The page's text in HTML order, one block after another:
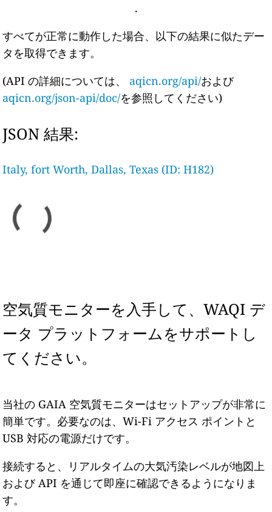
.
すべてが正常に動作した場合、以下の結果に似たデー
タを取得できます。
(API の詳細については、 aqicn.org/api/および
aqicn.org/json-api/doc/を参照してください)
JSON 結果:
Italy, fort Worth, Dallas, Texas (ID: H182)
空気質モニターを入手して、WAQI デ
ータ プラットフォームをサポートし
てください。
当社の GAIA 空気質モニターはセットアップが非常に
簡単です。必要なのは、Wi-Fi アクセス ポイントと
USB 対応の電源だけです。
接続すると、リアルタイムの大気汚染レベルが地図上
および API を通じて即座に確認できるようになりま
す。